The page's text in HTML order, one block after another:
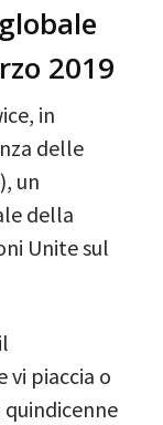
2019
in
delle
un
della
Unite sul
vi piaccia o